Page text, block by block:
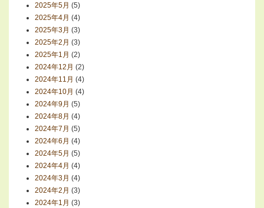
2025年5月 (5)
2025年4月 (4)
2025年3月 (3)
2025年2月 (3)
2025年1月 (2)
2024年12月 (2)
2024年11月 (4)
2024年10月 (4)
2024年9月 (5)
2024年8月 (4)
2024年7月 (5)
2024年6月 (4)
2024年5月 (5)
2024年4月 (4)
2024年3月 (4)
2024年2月 (3)
2024年1月 (3)